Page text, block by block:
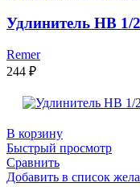
Удлинитель НВ
Remer
244 ₽
В корзину
Быстрый просмотр
Сравнить
Добавить в список